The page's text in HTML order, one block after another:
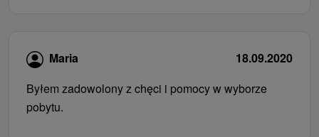
Maria
18.09.2020
Byłem zadowolony z chęci i pomocy w wyborze
pobytu.